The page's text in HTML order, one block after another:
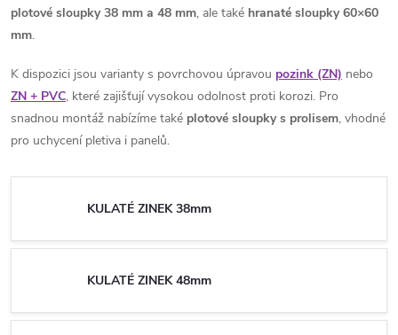
plotové sloupky 38 mm a 48 mm, ale také hranaté sloupky 60×60
mm.
K dispozici jsou varianty s povrchovou úpravou pozink (ZN) nebo
ZN + PVC, které zajišťují vysokou odolnost proti korozi. Pro
snadnou montáž nabízíme také plotové sloupky s prolisem, vhodné
pro uchycení pletiva i panelů.
KULATÉ ZINEK 38mm
KULATÉ ZINEK 48mm